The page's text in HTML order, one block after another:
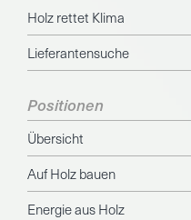
Holz rettet Klima
Lieferantensuche
Positionen
Übersicht
Auf Holz bauen
Energie aus Holz